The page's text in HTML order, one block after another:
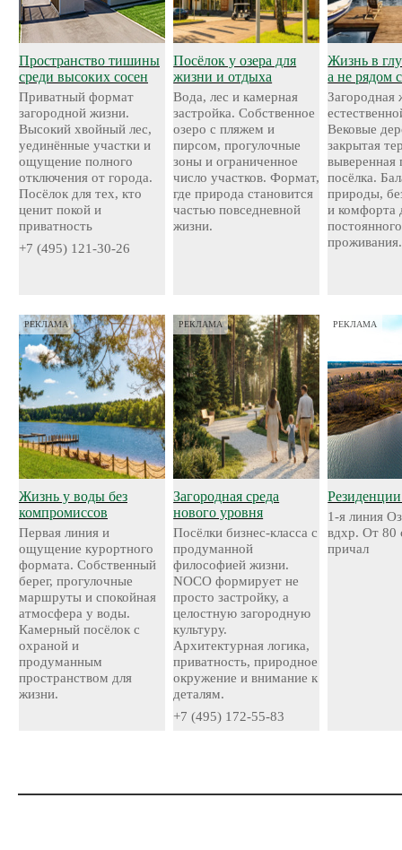
Пространство тишины
среди высоких сосен
Приватный формат
загородной жизни.
Высокий хвойный лес,
уединённые участки и
ощущение полного
отключения от города.
Посёлок для тех, кто
ценит покой и
приватность
+7 (495) 121-30-26
Посёлок у озера для
жизни и отдыха
Вода, лес и камерная
застройка. Собственное
озеро с пляжем и
пирсом, прогулочные
зоны и ограниченное
число участков. Формат,
где природа становится
частью повседневной
жизни.
Жизнь в
а не рядом
Загородная
Вековые
закрытая
выверенная
посёлка.
природы,
и комфорта
постоянного
проживания.
РЕКЛАМА
Жизнь у воды без
компромиссов
Первая линия и
ощущение курортного
формата. Собственный
берег, прогулочные
маршруты и спокойная
атмосфера у воды.
Камерный посёлок с
охраной и
продуманным
пространством для
жизни.
РЕКЛАМА
Загородная среда
нового уровня
Посёлки бизнес-класса с
продуманной
философией жизни.
NOCO формирует не
просто застройку, а
целостную загородную
культуру.
Архитектурная логика,
приватность, природное
окружение и внимание к
деталям.
+7 (495) 172-55-83
РЕКЛАМА
1-я линия
вдхр. От 80
причал